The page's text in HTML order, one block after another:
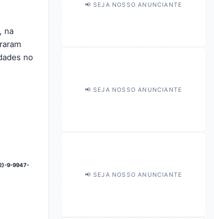
na
no
9-9947-
📢 SEJA NOSSO ANUNCIANTE
📢 SEJA NOSSO ANUNCIANTE
📢 SEJA NOSSO ANUNCIANTE